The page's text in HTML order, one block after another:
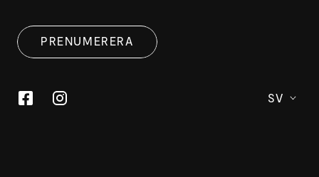
PRENUMERERA
SV